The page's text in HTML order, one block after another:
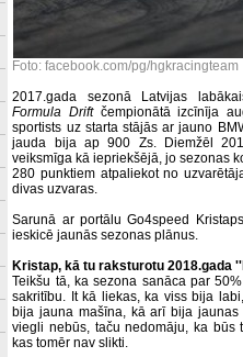
Foto: facebook.com/pg/hgkracingteam
2017.gada sezonā Latvijas
Formula Driftčempionātā izcīnīja
sportists uz starta stājās ar jauno
jauda bija ap 900 Zs. Diemžēl
veiksmīga kā iepriekšējā, jo sezonas
280 punktiem atpaliekot no
divas uzvaras.
Sarunā ar portālu Go4speed
ieskicē jaunās sezonas plānus.
Kristap, kā tu raksturotu 2018.gada
Teikšu tā, ka sezona sanāca par
sakritību. It kā liekas, ka viss bija
bija jauna mašīna, kā arī bija
viegli nebūs, taču nedomāju, ka būs
kas tomēr nav slikti.